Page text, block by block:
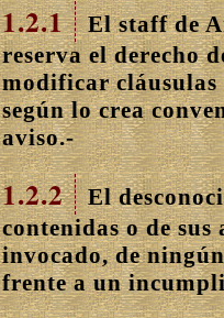
1.2.1
El staff de
reserva el derecho
modificar cláusulas
según lo crea
aviso.-
1.2.2
El
contenidas o de
invocado, de
frente a un